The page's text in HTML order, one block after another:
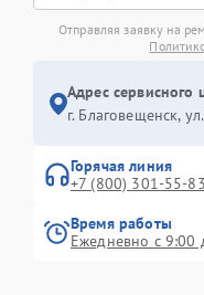
Отправляя заявку на
Адрес сервисного
г. Благовещенск,
Горячая линия
+7 (800) 301-55-83
Время работы
Ежедневно с 9:00